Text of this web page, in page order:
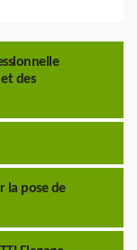
des
la pose de